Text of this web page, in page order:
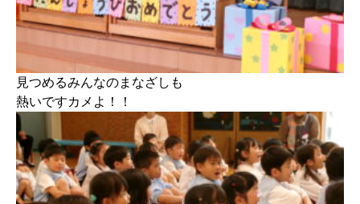
見つめるみんなのまなざしも
熱いですカメよ！！